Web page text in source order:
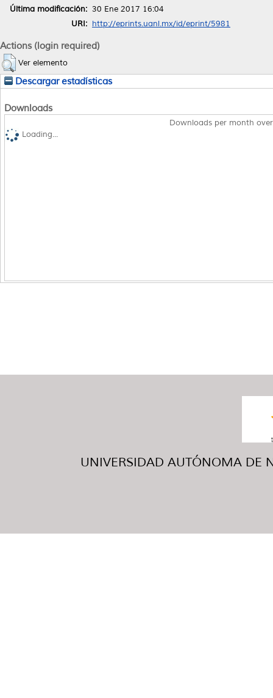
Última modificación: 30 Ene 2017 16:04
URI: http://eprints.uanl.mx/id/eprint/5981
Actions (login required)
Ver elemento
Descargar estadísticas
Downloads
Downloads per month
Loading...
UNIVERSIDAD AUTÓNOMA DE